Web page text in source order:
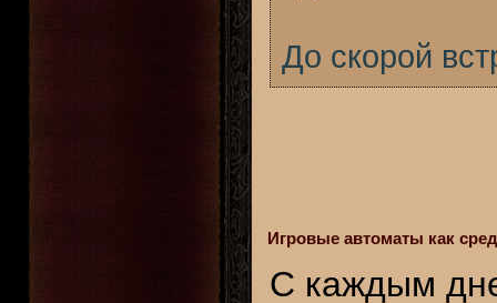
До скорой
Игровые автоматы как
С каждым